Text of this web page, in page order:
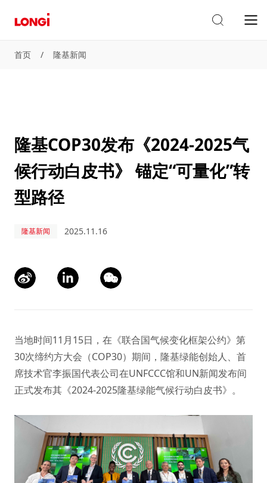
首页 / 隆基新闻
隆基COP30发布《2024-2025气
候行动白皮书》 锚定“可量化”转
型路径
隆基新闻 2025.11.16
当地时间11月15日，在《联合国气候变化框架公约》第
30次缔约方大会（COP30）期间，隆基绿能创始人、首
席技术官李振国代表公司在UNFCCC馆和UN新闻发布间
正式发布其《2024-2025隆基绿能气候行动白皮书》。